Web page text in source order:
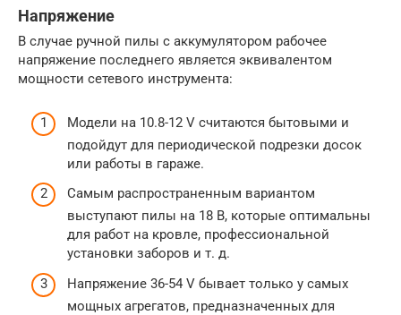
Напряжение
В случае ручной пилы с аккумулятором рабочее
напряжение последнего является эквивалентом
мощности сетевого инструмента:
Модели на 10.8-12 V считаются бытовыми и
подойдут для периодической подрезки досок
или работы в гараже.
Самым распространенным вариантом
выступают пилы на 18 В, которые оптимальны
для работ на кровле, профессиональной
установки заборов и т. д.
Напряжение 36-54 V бывает только у самых
мощных агрегатов, предназначенных для